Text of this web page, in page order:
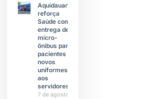
Aquidauana
reforça
Saúde com
entrega de
micro-
ônibus para
pacientes e
novos
uniformes
aos
servidores
7 de agosto